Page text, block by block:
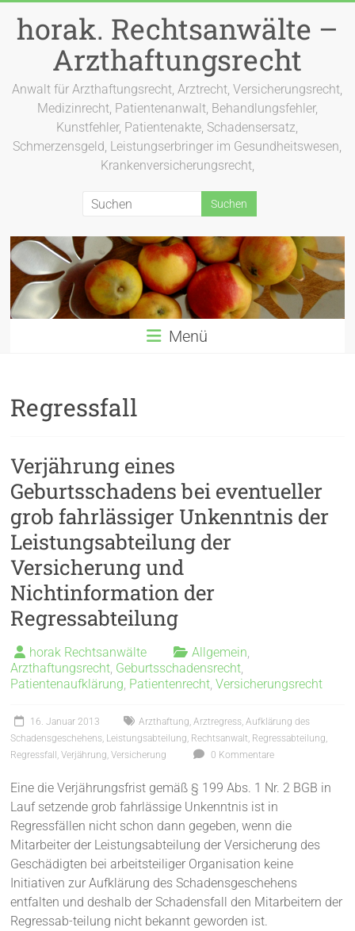
Inhalt
springen
horak. Rechtsanwälte –
Arzthaftungsrecht
Anwalt für Arzthaftungsrecht, Arztrecht, Versicherungsrecht,
Medizinrecht, Patientenanwalt, Behandlungsfehler,
Kunstfehler, Patientenakte, Schadensersatz,
Schmerzensgeld, Leistungserbringer im Gesundheitswesen,
Krankenversicherungsrecht,
Menü
Regressfall
Verjährung eines
Geburtsschadens bei eventueller
grob fahrlässiger Unkenntnis der
Leistungsabteilung der
Versicherung und
Nichtinformation der
Regressabteilung
horak Rechtsanwälte Allgemein
Arzthaftungsrecht Geburtsschadensrecht
Patientenaufklärung Patientenrecht ,Versicherungsrecht
16. Januar 2013 Arzthaftung ,Arztregress ,Aufklärung des
Schadensgeschehens Leistungsabteilung Rechtsanwalt Regressabteilung
Regressfall ,Verjährung ,Versicherung 0 Kommentare
Eine die Verjährungsfrist gemäß § 199 Abs. 1 Nr. 2 BGB in
Lauf setzende grob fahrlässige Unkenntnis ist in
Regressfällen nicht schon dann gegeben, wenn die
Mitarbeiter der Leistungsabteilung der Versicherung des
Geschädigten bei arbeitsteiliger Organisation keine
Initiativen zur Aufklärung des Schadensgeschehens
entfalten und deshalb der Schadensfall den Mitarbeitern der
Regressab-teilung nicht bekannt geworden ist.